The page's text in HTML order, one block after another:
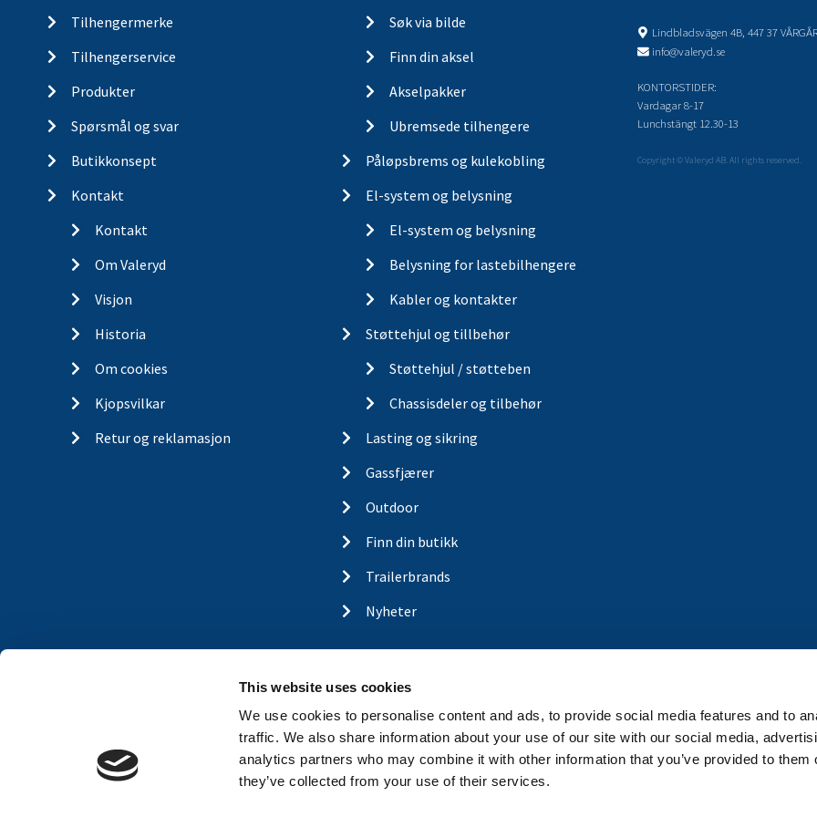
This website uses cookies
We use cookies to personalise content and ads, to provide social media features and to
traffic. We also share information about your use of our site with our social media,
analytics partners who may combine it with other information that you’ve provided to them
they’ve collected from your use of their services.
Tilhengermerke
Tilhengerservice
Produkter
Spørsmål og svar
Butikkonsept
Kontakt
Kontakt
Om Valeryd
Visjon
Historia
Om cookies
Kjopsvilkar
Retur og reklamasjon
Søk via bilde
Finn din aksel
Akselpakker
Ubremsede tilhengere
Påløpsbrems og kulekobling
El-system og belysning
El-system og belysning
Belysning for lastebilhengere
Kabler og kontakter
Støttehjul og tillbehør
Støttehjul / støtteben
Chassisdeler og tilbehør
Lasting og sikring
Gassfjærer
Outdoor
Finn din butikk
Trailerbrands
Nyheter
Lindbladsvägen 4B, 447 37
info@valeryd.se
KONTORSTIDER:
Vardagar 8-17
Lunchstängt 12.30-13
Copyright © Valeryd AB. All rights reserved.